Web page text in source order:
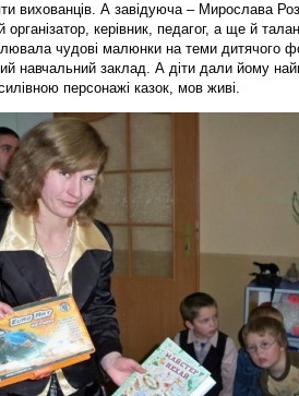
вихованців. А завідуюча – Мирослава
керівник, педагог, а ще й
чудові малюнки на теми дитячого
навчальний заклад. А діти дали йому
персонажі казок, мов живі.